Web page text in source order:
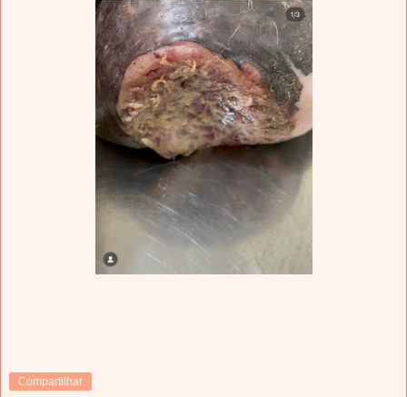
Compartilhar